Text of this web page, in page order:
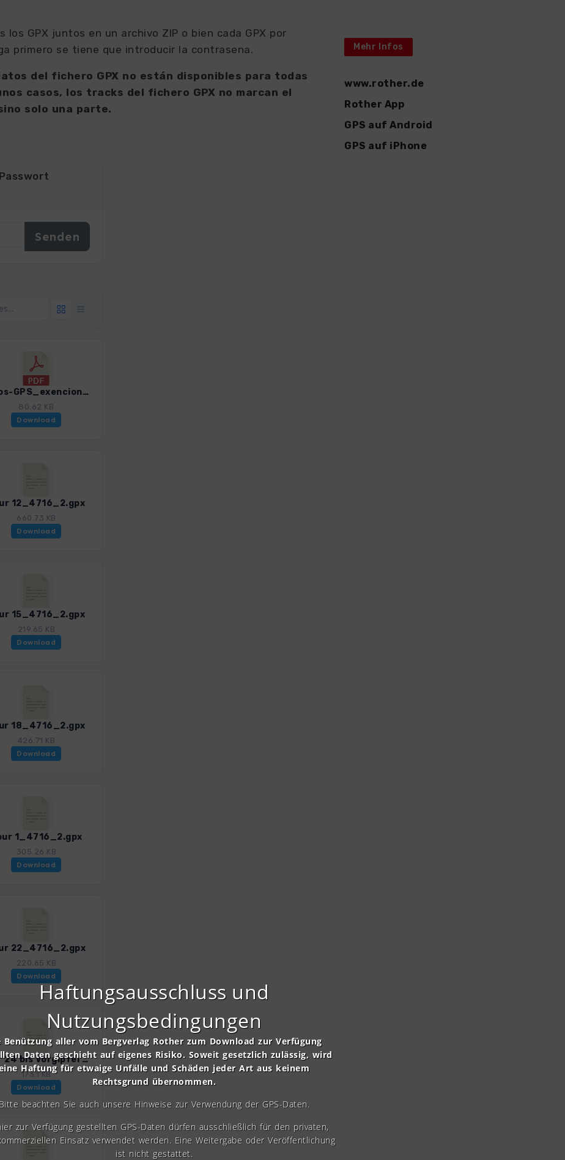
los GPX juntos en un archivo ZIP o bien cada GPX por
primero se tiene que introducir la contrasena.
del fichero GPX no están disponibles para todas
casos, los tracks del fichero GPX no marcan el
solo una parte.
Datos-GPS_exencion_de_responsabilidad_condiciones_de_uso_WF_Sierra de Gredos_4716_2.pdf
80.62 KB
Download
12_4716_2.gpx
660.73 KB
Download
15_4716_2.gpx
219.65 KB
Download
18_4716_2.gpx
426.71 KB
Download
1_4716_2.gpx
305.26 KB
Download
22_4716_2.gpx
220.65 KB
Download
Tour 24 bis Vorgipfel Galana_4716_2.gpx
173.1 KB
Download
Mehr Infos
www.rother.de
Rother App
GPS auf Android
GPS auf iPhone
Haftungsausschluss und
Nutzungsbedingungen
Benützung aller vom Bergverlag Rother zum Download zur Verfügung
Daten geschieht auf eigenes Risiko. Soweit gesetzlich zulässig, wird
Haftung für etwaige Unfälle und Schäden jeder Art aus keinem
Rechtsgrund übernommen.
Bitte beachten Sie auch unsere Hinweise zur Verwendung der GPS-Daten.
zur Verfügung gestellten GPS-Daten dürfen ausschließlich für den privaten,
Einsatz verwendet werden. Eine Weitergabe oder Veröffentlichung
ist nicht gestattet.